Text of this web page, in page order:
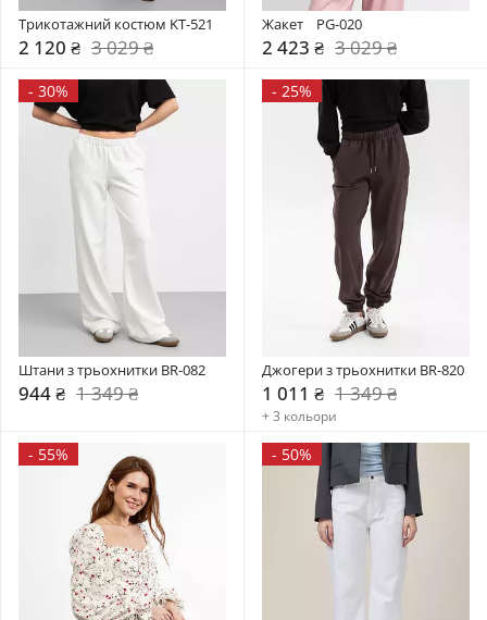
Трикотажний костюм KT-521
2 120 ₴ 3 029 ₴
Жакет    PG-020
2 423 ₴ 3 029 ₴
- 30%
Штани з трьохнитки BR-082
944 ₴ 1 349 ₴
- 25%
Джогери з трьохнитки BR-820
1 011 ₴ 1 349 ₴
+ 3 кольори
- 55% - 50%